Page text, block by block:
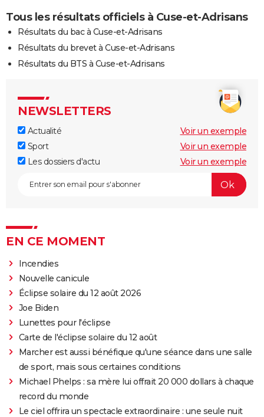
Tous les résultats officiels à Cuse-et-Adrisans
Résultats du bac à Cuse-et-Adrisans
Résultats du brevet à Cuse-et-Adrisans
Résultats du BTS à Cuse-et-Adrisans
NEWSLETTERS
Actualité
Voir un exemple
Sport
Voir un exemple
Les dossiers d'actu
Voir un exemple
EN CE MOMENT
Incendies
Nouvelle canicule
Éclipse solaire du 12 août 2026
Joe Biden
Lunettes pour l'éclipse
Carte de l'éclipse solaire du 12 août
Marcher est aussi bénéfique qu'une séance dans une salle
de sport, mais sous certaines conditions
Michael Phelps : sa mère lui offrait 20 000 dollars à chaque
record du monde
Le ciel offrira un spectacle extraordinaire : une seule nuit